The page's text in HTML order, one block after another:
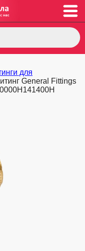
для
General Fittings